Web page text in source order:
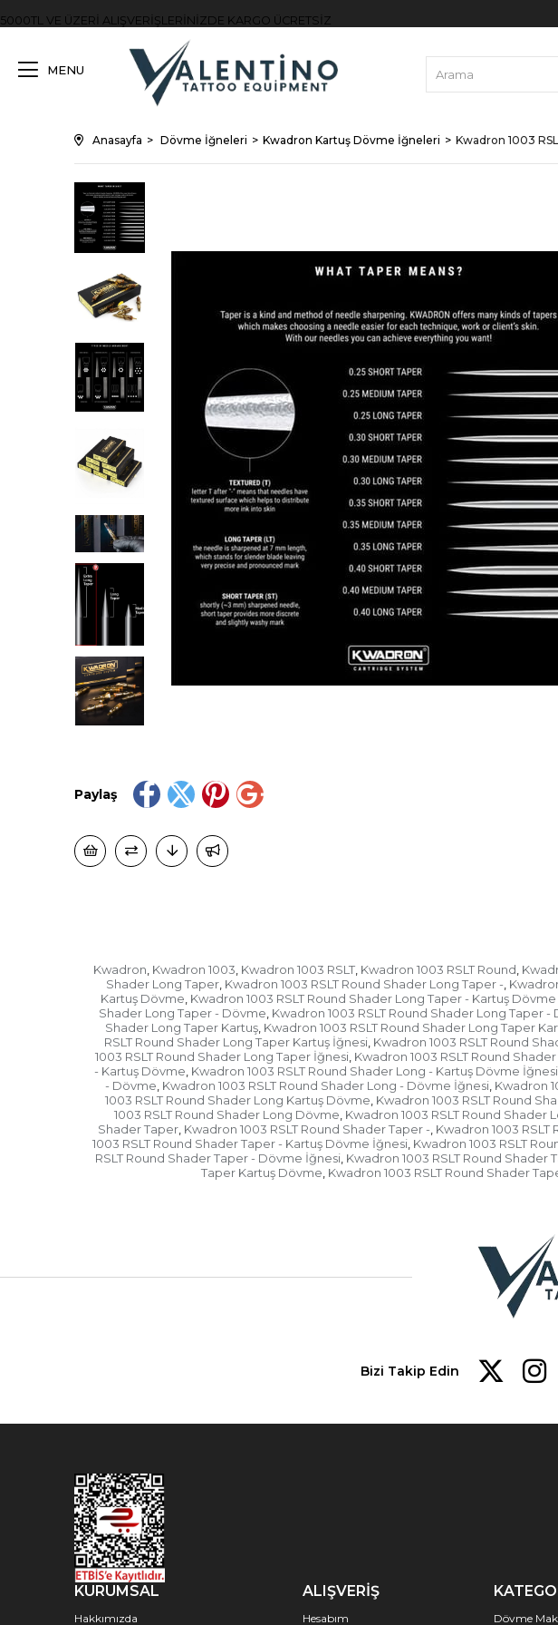
5000TL VE ÜZERİ ALIŞVERİŞLERİNİZDE KARGO ÜCRETSİZ
MENU
Anasayfa Dövme İğneleri Kwadron Kartuş Dövme İğneleri Kwadron 1003
Paylaş
Kwadron Kwadron 1003 Kwadron 1003 RSLT, Kwadron 1003 RSLT Round
Shader Long Taper, Kwadron 1003 RSLT Round Shader Long Taper -
Kartuş Dövme Kwadron 1003 RSLT Round Shader Long Taper - Kartuş
Shader Long Taper - Dövme Kwadron 1003 RSLT Round Shader Long Taper -
Shader Long Taper Kartuş, Kwadron 1003 RSLT Round Shader Long Taper
RSLT Round Shader Long Taper Kartuş İğnesi Kwadron 1003 RSLT Round
1003 RSLT Round Shader Long Taper İğnesi, Kwadron 1003 RSLT Round
- Kartuş Dövme Kwadron 1003 RSLT Round Shader Long - Kartuş Dövme İğnesi
- Dövme Kwadron 1003 RSLT Round Shader Long - Dövme İğnesi, Kwadron
1003 RSLT Round Shader Long Kartuş Dövme Kwadron 1003 RSLT Round
1003 RSLT Round Shader Long Dövme Kwadron 1003 RSLT Round Shader
Shader Taper Kwadron 1003 RSLT Round Shader Taper - Kwadron 1003
1003 RSLT Round Shader Taper - Kartuş Dövme İğnesi Kwadron 1003 RSLT
RSLT Round Shader Taper - Dövme İğnesi Kwadron 1003 RSLT Round Shader
Taper Kartuş Dövme Kwadron 1003 RSLT Round Shader
Bizi Takip Edin
KURUMSAL
Hakkımızda
ALIŞVERİŞ
Hesabım Dövme